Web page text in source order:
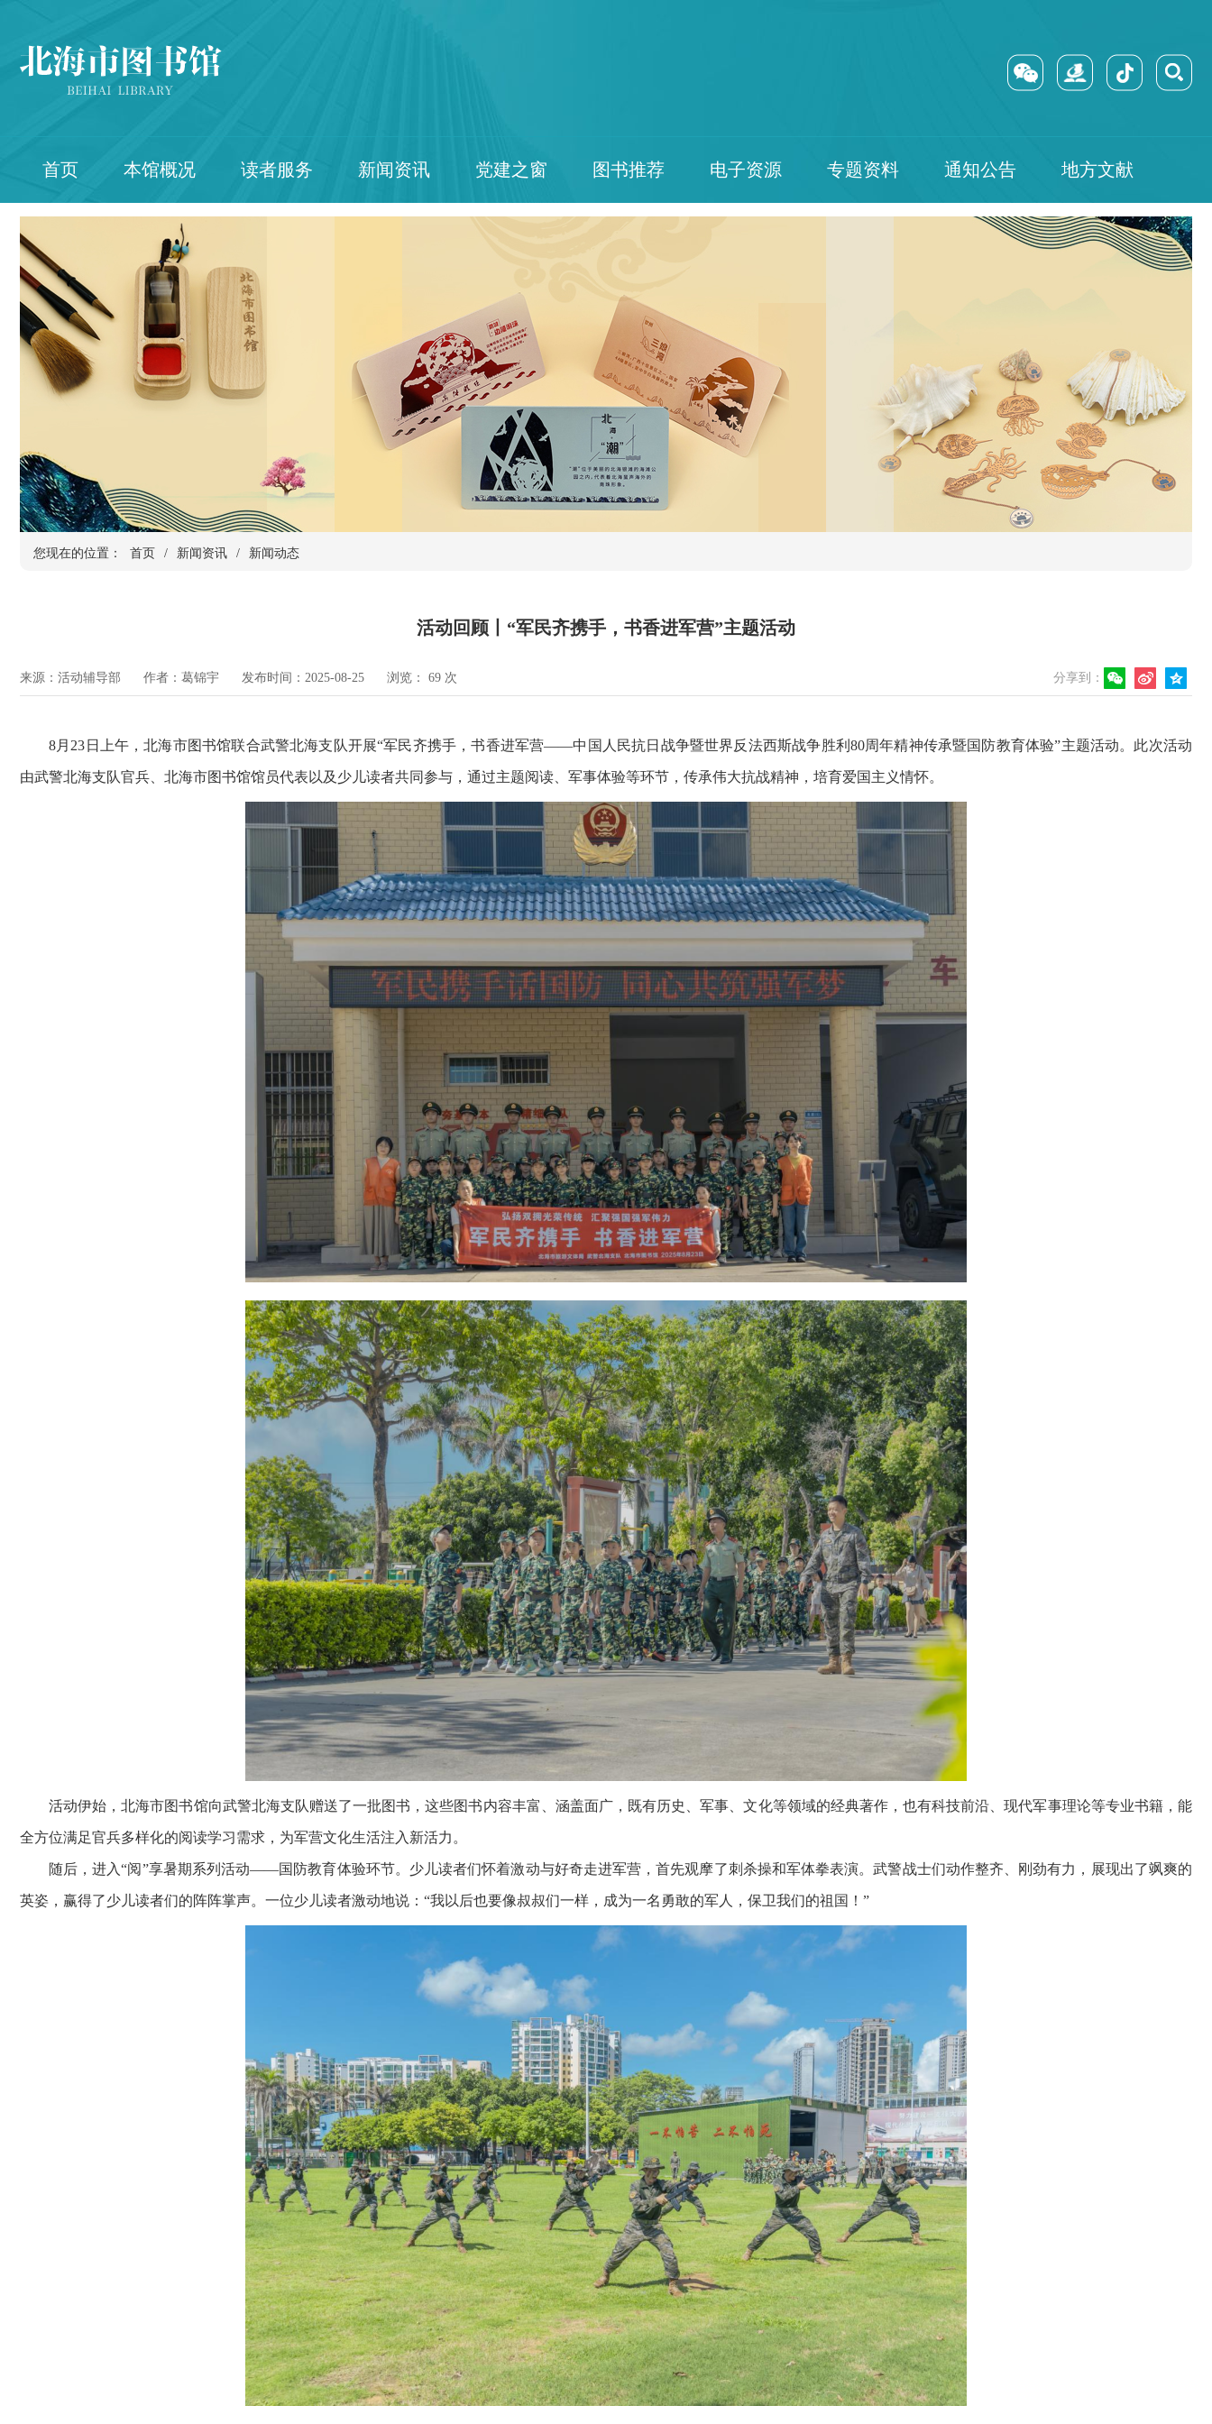
首页 本馆概况 读者服务 新闻资讯 党建之窗 图书推荐 电子资源 专题资料 通知公告 地方文献
您现在的位置： 首页 / 新闻资讯 / 新闻动态
活动回顾丨“军民齐携手，书香进军营”主题活动
来源：活动辅导部 作者：葛锦宇 发布时间：2025-08-25 浏览： 69 次 分享到：
8月23日上午，北海市图书馆联合武警北海支队开展“军民齐携手，书香进军营——中国人民抗日战争暨世界反法西斯战争胜利80周年精神传承暨国防教育体验”主题活动。此次活动
由武警北海支队官兵、北海市图书馆馆员代表以及少儿读者共同参与，通过主题阅读、军事体验等环节，传承伟大抗战精神，培育爱国主义情怀。
活动伊始，北海市图书馆向武警北海支队赠送了一批图书，这些图书内容丰富、涵盖面广，既有历史、军事、文化等领域的经典著作，也有科技前沿、现代军事理论等专业书籍，能
全方位满足官兵多样化的阅读学习需求，为军营文化生活注入新活力。
随后，进入“阅”享暑期系列活动——国防教育体验环节。少儿读者们怀着激动与好奇走进军营，首先观摩了刺杀操和军体拳表演。武警战士们动作整齐、刚劲有力，展现出了飒爽的
英姿，赢得了少儿读者们的阵阵掌声。一位少儿读者激动地说：“我以后也要像叔叔们一样，成为一名勇敢的军人，保卫我们的祖国！”